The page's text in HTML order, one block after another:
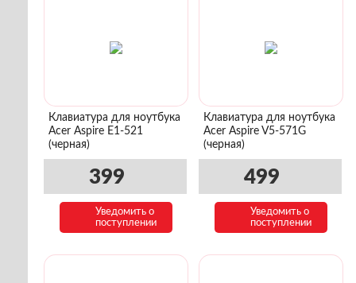
Клавиатура для ноутбука
Acer Aspire E1-521
(черная)
399
Уведомить о
поступлении
Клавиатура для ноутбука
Acer Aspire V5-571G
(черная)
499
Уведомить о
поступлении